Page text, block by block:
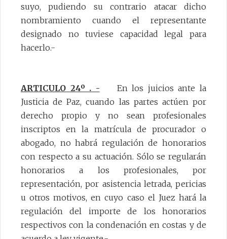
suyo, pudiendo su contrario atacar dicho
nombramiento cuando el representante
designado no tuviese capacidad legal para
hacerlo.-
ARTICULO 24º . - En los juicios ante la
Justicia de Paz, cuando las partes actúen por
derecho propio y no sean profesionales
inscriptos en la matrícula de procurador o
abogado, no habrá regulación de honorarios
con respecto a su actuación. Sólo se regularán
honorarios a los profesionales, por
representación, por asistencia letrada, pericias
u otros motivos, en cuyo caso el Juez hará la
regulación del importe de los honorarios
respectivos con la condenación en costas y de